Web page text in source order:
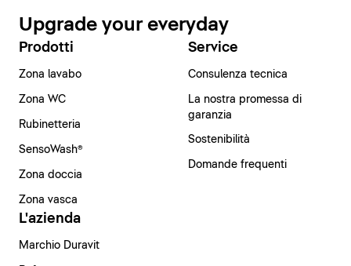
Upgrade your everyday
Prodotti
Zona lavabo
Zona WC
Rubinetteria
SensoWash®
Zona doccia
Zona vasca
Service
Consulenza tecnica
La nostra promessa di
garanzia
Sostenibilità
Domande frequenti
L'azienda
Marchio Duravit